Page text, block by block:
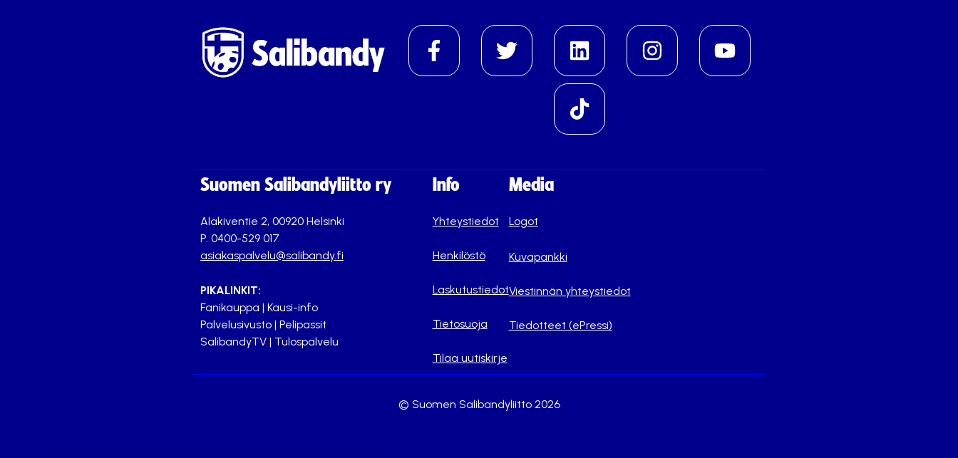
Suomen Salibandyliitto ry
Alakiventie 2, 00920 Helsinki
P. 0400-529 017
asiakaspalvelu@salibandy.fi
PIKALINKIT:
Fanikauppa | Kausi-info
Palvelusivusto | Pelipassit
SalibandyTV | Tulospalvelu
Info
Yhteystiedot
Henkilöstö
Laskutustiedot
Tietosuoja
Tilaa uutiskirje
Media
Logot
Kuvapankki
Viestinnän yhteystiedot
Tiedotteet (ePressi)
© Suomen Salibandyliitto 2026